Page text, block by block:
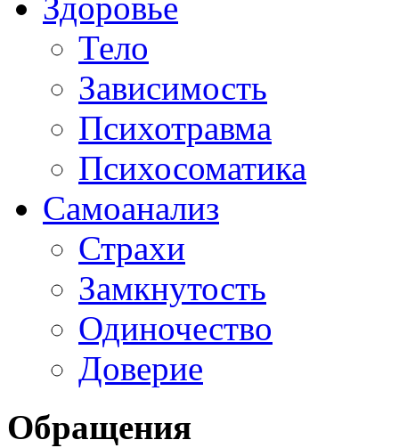
Здоровье
Тело
Зависимость
Психотравма
Психосоматика
Самоанализ
Страхи
Замкнутость
Одиночество
Доверие
Обращения